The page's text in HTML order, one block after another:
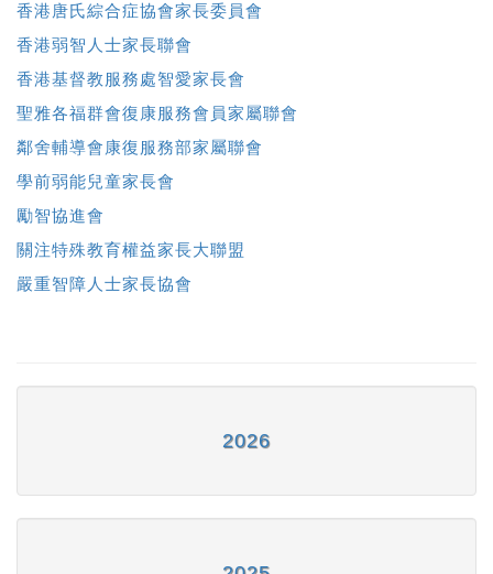
香港唐氏綜合症協會家長委員會
香港弱智人士家長聯會
香港基督教服務處智愛家長會
聖雅各福群會復康服務會員家屬聯會
鄰舍輔導會康復服務部家屬聯會
學前弱能兒童家長會
勵智協進會
關注特殊教育權益家長大聯盟
嚴重智障人士家長協會
2026